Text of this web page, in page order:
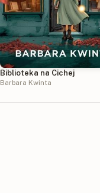
Biblioteka na Cichej
Barbara Kwinta